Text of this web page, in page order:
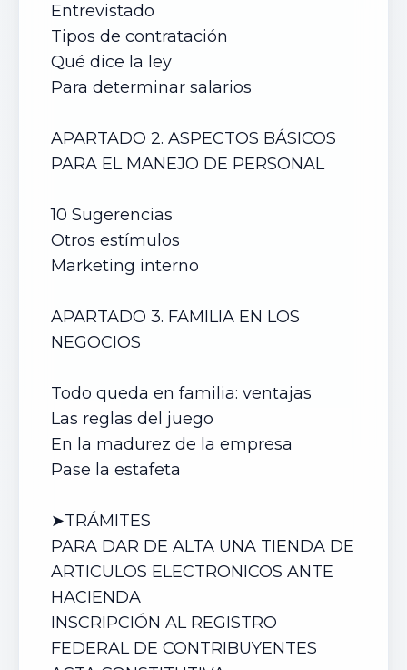
Entrevistado
Tipos de contratación
Qué dice la ley
Para determinar salarios
APARTADO 2. ASPECTOS BÁSICOS
PARA EL MANEJO DE PERSONAL
10 Sugerencias
Otros estímulos
Marketing interno
APARTADO 3. FAMILIA EN LOS
NEGOCIOS
Todo queda en familia: ventajas
Las reglas del juego
En la madurez de la empresa
Pase la estafeta
➤TRÁMITES
PARA DAR DE ALTA UNA TIENDA DE
ARTICULOS ELECTRONICOS ANTE
HACIENDA
INSCRIPCIÓN AL REGISTRO
FEDERAL DE CONTRIBUYENTES